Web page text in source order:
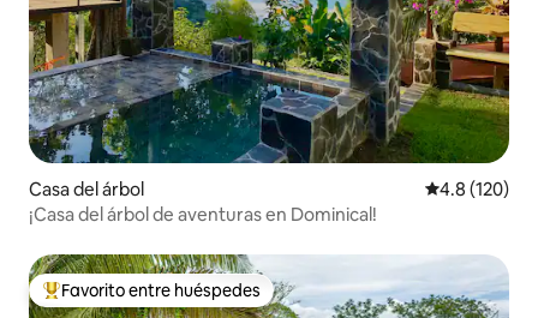
Casa del árbol Calificación
4.8 (120)
¡Casa del árbol de aventuras en Dominical!
Favorito entre huéspedes preferido
Favorito entre huéspedes